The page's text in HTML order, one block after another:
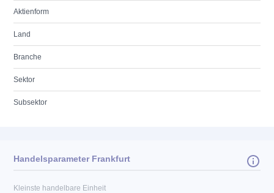
Aktienform
Land
Branche
Sektor
Subsektor
Handelsparameter Frankfurt
Kleinste handelbare Einheit